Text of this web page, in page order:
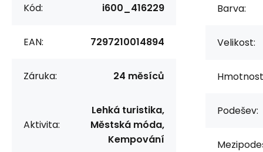
Kód: i600_416229
EAN: 7297210014894
Záruka: 24 měsíců
Aktivita:
Lehká turistika,
Městská móda,
Kempování
Barva:
Velikost:
Podešev: